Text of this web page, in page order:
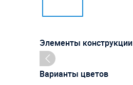
Элементы конструкции
Варианты цветов